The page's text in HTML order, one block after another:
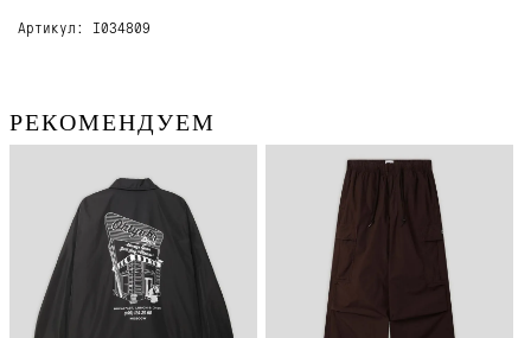
Артикул: I034809
РЕКОМЕНДУЕМ